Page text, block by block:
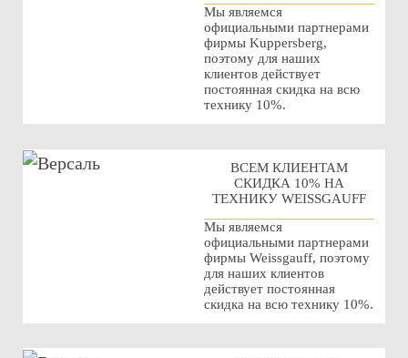
Мы являемся
официальными партнерами
фирмы Kuppersberg,
поэтому для наших
клиентов действует
постоянная скидка на всю
технику 10%.
ВСЕМ КЛИЕНТАМ
СКИДКА 10% НА
ТЕХНИКУ WEISSGAUFF
Мы являемся
официальными партнерами
фирмы Weissgauff, поэтому
для наших клиентов
действует постоянная
скидка на всю технику 10%.